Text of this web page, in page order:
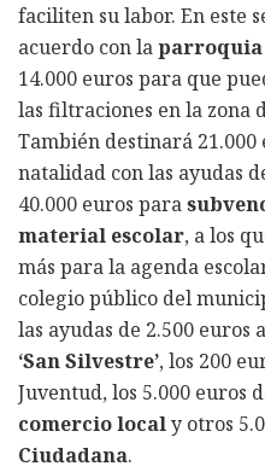
faciliten su labor. En este
acuerdo con laparroquia
14.000 euros para que
las filtraciones en la zona
También destinará
natalidad con las ayudas
40.000 euros para
material escolar, a los
más para la agenda
colegio público del
las ayudas de 2.500 euros
‘San Silvestre’, los 200
Juventud, los 5.000 euros
comercio localy otros
Ciudadana.